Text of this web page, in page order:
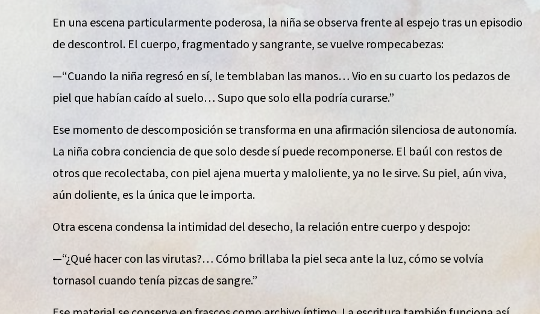
En una escena particularmente poderosa, la niña se observa frente al espejo tras un episodio
de descontrol. El cuerpo, fragmentado y sangrante, se vuelve rompecabezas:
—“Cuando la niña regresó en sí, le temblaban las manos… Vio en su cuarto los pedazos de
piel que habían caído al suelo… Supo que solo ella podría curarse.”
Ese momento de descomposición se transforma en una afirmación silenciosa de autonomía.
La niña cobra conciencia de que solo desde sí puede recomponerse. El baúl con restos de
otros que recolectaba, con piel ajena muerta y maloliente, ya no le sirve. Su piel, aún viva,
aún doliente, es la única que le importa.
Otra escena condensa la intimidad del desecho, la relación entre cuerpo y despojo:
—“¿Qué hacer con las virutas?… Cómo brillaba la piel seca ante la luz, cómo se volvía
tornasol cuando tenía pizcas de sangre.”